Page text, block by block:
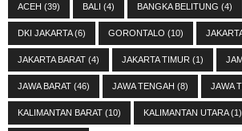
ACEH (39) BALI (4) BANGKA BELITUNG (4)
DKI JAKARTA(6) GORONTALO (10)
JAKARTA BARAT (4) JAKARTA TIMUR (1)
JAWA BARAT (46) JAWA TENGAH (8) JAWA
KALIMANTAN BARAT (10) KALIMANTAN UTARA(1)